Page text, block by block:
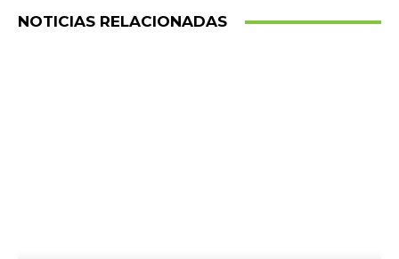
NOTICIAS RELACIONADAS